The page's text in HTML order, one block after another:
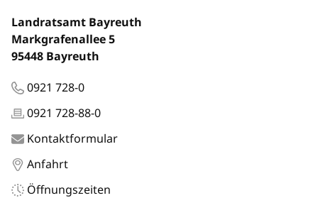
Landratsamt Bayreuth
Markgrafenallee 5
95448 Bayreuth
0921 728-0
0921 728-88-0
Kontaktformular
Anfahrt
Öffnungszeiten